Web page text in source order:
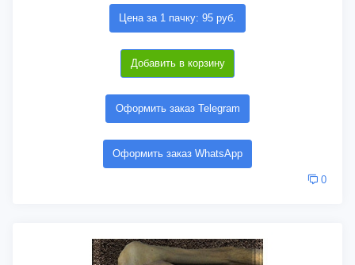
Цена за 1 пачку: 95 руб.
Добавить в корзину
Оформить заказ Telegram
Оформить заказ WhatsApp
0